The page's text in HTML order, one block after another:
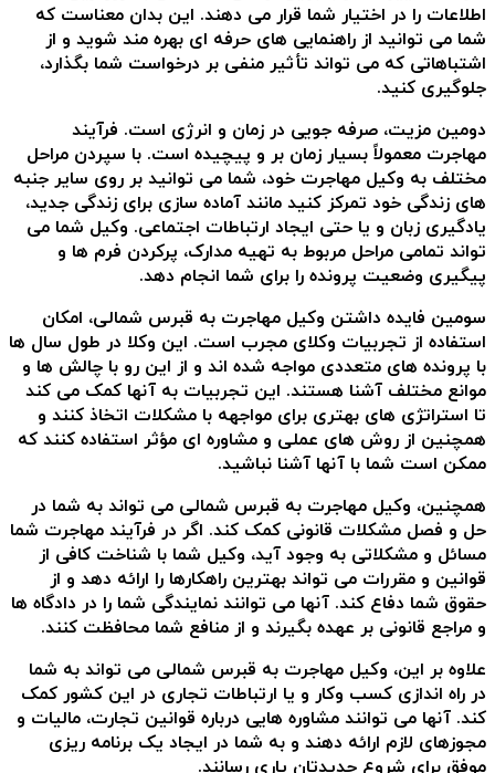
اطلاعات را در اختیار شما قرار می دهند. این بدان معناست که
شما می توانید از راهنمایی های حرفه ای بهره مند شوید و از
اشتباهاتی که می تواند تأثیر منفی بر درخواست شما بگذارد،
جلوگیری کنید.
دومین مزیت، صرفه جویی در زمان و انرژی است. فرآیند
مهاجرت معمولاً بسیار زمان بر و پیچیده است. با سپردن مراحل
مختلف به وکیل مهاجرت خود، شما می توانید بر روی سایر جنبه
های زندگی خود تمرکز کنید مانند آماده سازی برای زندگی جدید،
یادگیری زبان و یا حتی ایجاد ارتباطات اجتماعی. وکیل شما می
تواند تمامی مراحل مربوط به تهیه مدارک، پرکردن فرم ها و
پیگیری وضعیت پرونده را برای شما انجام دهد.
سومین فایده داشتن وکیل مهاجرت به قبرس شمالی، امکان
استفاده از تجربیات وکلای مجرب است. این وکلا در طول سال ها
با پرونده های متعددی مواجه شده اند و از این رو با چالش ها و
موانع مختلف آشنا هستند. این تجربیات به آنها کمک می کند
تا استراتژی های بهتری برای مواجهه با مشکلات اتخاذ کنند و
همچنین از روش های عملی و مشاوره ای مؤثر استفاده کنند که
ممکن است شما با آنها آشنا نباشید.
همچنین، وکیل مهاجرت به قبرس شمالی می تواند به شما در
حل و فصل مشکلات قانونی کمک کند. اگر در فرآیند مهاجرت شما
مسائل و مشکلاتی به وجود آید، وکیل شما با شناخت کافی از
قوانین و مقررات می تواند بهترین راهکارها را ارائه دهد و از
حقوق شما دفاع کند. آنها می توانند نمایندگی شما را در دادگاه ها
و مراجع قانونی بر عهده بگیرند و از منافع شما محافظت کنند.
علاوه بر این، وکیل مهاجرت به قبرس شمالی می تواند به شما
در راه اندازی کسب وکار و یا ارتباطات تجاری در این کشور کمک
کند. آنها می توانند مشاوره هایی درباره قوانین تجارت، مالیات و
مجوزهای لازم ارائه دهند و به شما در ایجاد یک برنامه ریزی
موفق برای شروع جدیدتان یاری رسانند.